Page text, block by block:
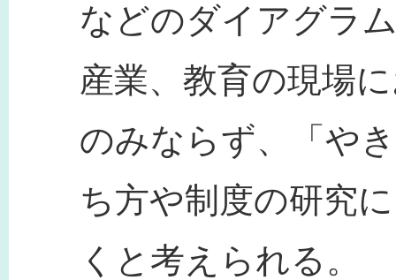
などのダイアグラ
産業、教育の現場
のみならず、「や
ち方や制度の研究
くと考えられる。